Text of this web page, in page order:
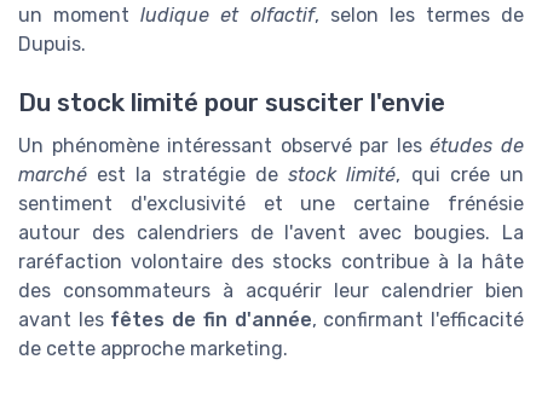
un momentludique et olfactif, selon les termes de
Dupuis.
Du stock limité pour susciter l'envie
Un phénomène intéressant observé par lesétudes de
marché est la stratégie destock limité, qui crée un
sentiment d'exclusivité et une certaine frénésie
autour des calendriers de l'avent avec bougies. La
raréfaction volontaire des stocks contribue à la hâte
des consommateurs à acquérir leur calendrier bien
avant les fêtes de fin d'année, confirmant l'efficacité
de cette approche marketing.